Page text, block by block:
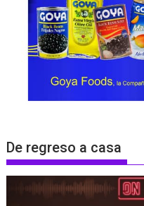
De regreso a casa